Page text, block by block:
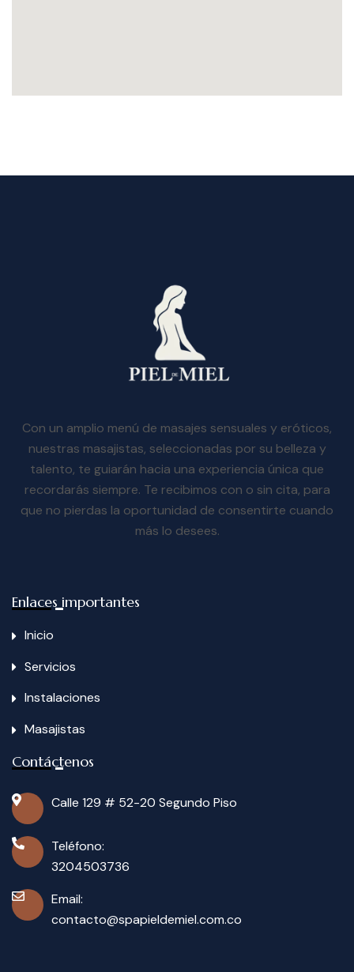
Con un amplio menú de masajes sensuales y eróticos,
nuestras masajistas, seleccionadas por su belleza y
talento, te guiarán hacia una experiencia única que
recordarás siempre. Te recibimos con o sin cita, para
que no pierdas la oportunidad de consentirte cuando
más lo desees.
Enlaces importantes
Inicio
Servicios
Instalaciones
Masajistas
Contáctenos
Calle 129 # 52-20 Segundo Piso
Teléfono:
3204503736
Email:
contacto@spapieldemiel.com.co